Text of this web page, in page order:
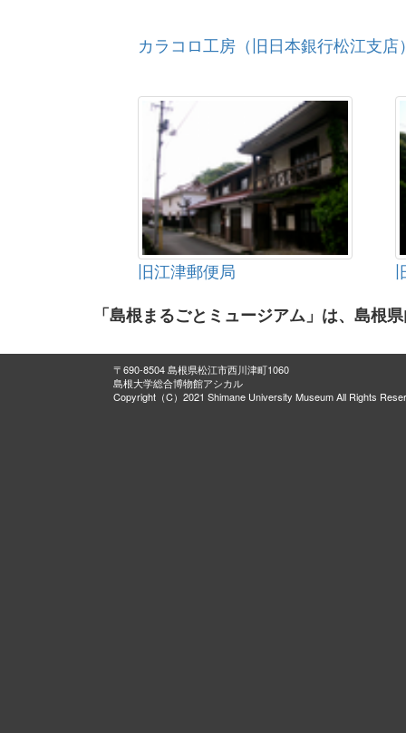
カラコロ工房（旧日本銀行松江支店
旧江津郵便局
「島根まるごとミュージアム」は、島根
〒690-8504 島根県松江市西川津町1060
島根大学総合博物館アシカル
Copyright（C）2021 Shimane University Museum All Rights